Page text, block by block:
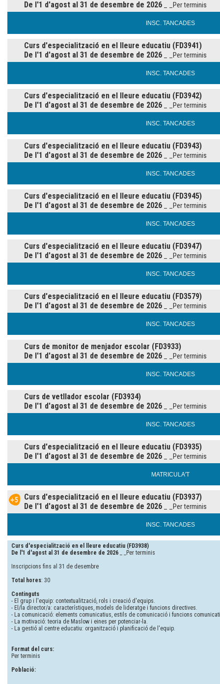
De l'1 d'agost al 31 de desembre de 2026 _ _Per terminis
INSC. TANCADES
Curs d'especialització en el lleure educatiu (FD3941)
De l'1 d'agost al 31 de desembre de 2026 _ _Per terminis
INSC. TANCADES
Curs d'especialització en el lleure educatiu (FD3942)
De l'1 d'agost al 31 de desembre de 2026 _ _Per terminis
INSC. TANCADES
Curs d'especialització en el lleure educatiu (FD3943)
De l'1 d'agost al 31 de desembre de 2026 _ _Per terminis
INSC. TANCADES
Curs d'especialització en el lleure educatiu (FD3945)
De l'1 d'agost al 31 de desembre de 2026 _ _Per terminis
INSC. TANCADES
Curs d'especialització en el lleure educatiu (FD3947)
De l'1 d'agost al 31 de desembre de 2026 _ _Per terminis
INSC. TANCADES
Curs d'especialització en el lleure educatiu (FD3579)
De l'1 d'agost al 31 de desembre de 2026 _ _Per terminis
INSC. TANCADES
Curs de monitor de menjador escolar (FD3933)
De l'1 d'agost al 31 de desembre de 2026 _ _Per terminis
INSC. TANCADES
Curs de vetllador escolar (FD3934)
De l'1 d'agost al 31 de desembre de 2026 _ _Per terminis
INSC. TANCADES
Curs d'especialització en el lleure educatiu (FD3935)
De l'1 d'agost al 31 de desembre de 2026 _ _Per terminis
MATRICULA'T
Curs d'especialització en el lleure educatiu (FD3937)
De l'1 d'agost al 31 de desembre de 2026 _ _Per terminis
INSC. TANCADES
Curs d'especialització en el lleure educatiu (FD3938)
De l'1 d'agost al 31 de desembre de 2026 _ _Per terminis
Inscripcions fins al 31 de desembre
Total hores: 30
Continguts
- El grup i l'equip: contextualització, rols i creació d'equips.
- El/la director/a: característiques, models de lideratge i funcions directives.
- La comunicació: elements comunicatius, estils de comunicació i funcions
- La motivació: teoria de Maslow i eines per potenciar-la.
- La gestió al centre educatiu: organització i planificació de l'equip.
Format del curs:
Per terminis
Població: